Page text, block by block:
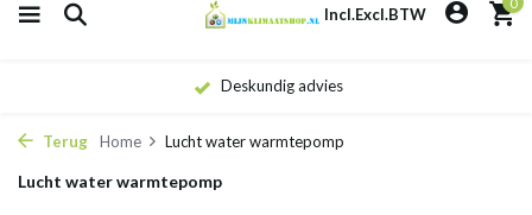
Incl.Excl.BTW
Deskundig advies
Terug Home Lucht water warmtepomp
Lucht water warmtepomp